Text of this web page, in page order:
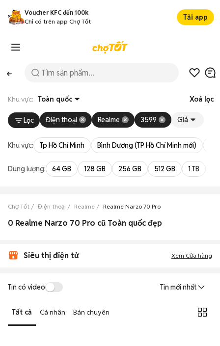
Voucher KFC đến 100k
Chỉ có trên app Chợ Tốt
Tải app
Khu vực: Toàn quốc Xoá lọc
Lọc Điện thoại Realme 3599 Giá
Khu vực: Tp Hồ Chí Minh Bình Dương (TP Hồ Chí Minh mới)
Dung lượng: 64 GB 128 GB 256 GB 512 GB 1 TB
Chợ Tốt Điện thoại Realme Realme Narzo 70 Pro
0 Realme Narzo 70 Pro cũ Toàn quốc đẹp
Siêu thị điện tử Xem Cửa hàng
Tin có video Tin mới nhất
Tất cả Cá nhân Bán chuyên